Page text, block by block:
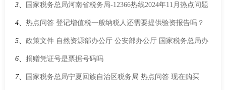
优惠政策吗？
3、 国家税务总局河南省税务局-12366热线2024年11月热点问题
4、 热点问答 登记增值税一般纳税人还需要提供验资报告吗？
5、 政策文件 自然资源部办公厅 公安部办公厅 国家税务总局办
公厅 国家市场监督管理总局办公厅 国家金融监督管理总局办公
厅关于做好企业购置不动产转移登记“高效办成一件事”的通知
6、 捐赠凭证号是票据号码吗
7、 国家税务总局宁夏回族自治区税务局 热点问答 现在购买